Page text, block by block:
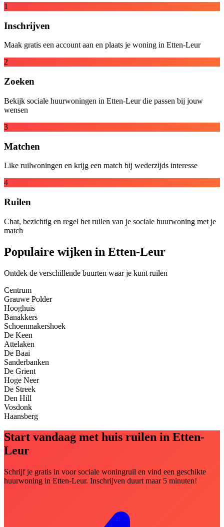
1
Inschrijven
Maak gratis een account aan en plaats je woning in Etten-Leur
2
Zoeken
Bekijk sociale huurwoningen in Etten-Leur die passen bij jouw
wensen
3
Matchen
Like ruilwoningen en krijg een match bij wederzijds interesse
4
Ruilen
Chat, bezichtig en regel het ruilen van je sociale huurwoning met je
match
Populaire wijken in Etten-Leur
Ontdek de verschillende buurten waar je kunt ruilen
Centrum
Grauwe Polder
Hooghuis
Banakkers
Schoenmakershoek
De Keen
Attelaken
De Baai
Sanderbanken
De Grient
Hoge Neer
De Streek
Den Hill
Vosdonk
Haansberg
Start vandaag met huis ruilen in Etten-
Leur
Schrijf je gratis in voor sociale woningruil en vind een geschikte
huurwoning in Etten-Leur. Inschrijven duurt maar 5 minuten!